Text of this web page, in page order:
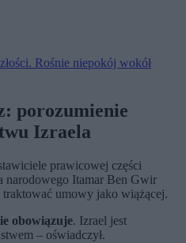
Rośnie niepokój wokół
porozumienie
Izraela
prawicowej części
narodowego Itamar Ben Gwir
traktować umowy jako wiążącej.
obowiązuje. Izrael jest
– oświadczył.